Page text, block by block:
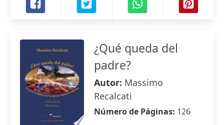
¿Qué queda del
padre?
Autor: Massimo
Recalcati
Número de Páginas: 126